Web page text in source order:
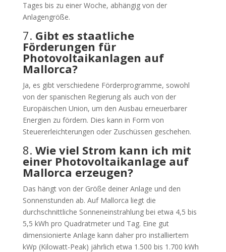
Tages bis zu einer Woche, abhängig von der
Anlagengröße.
7. Gibt es staatliche
Förderungen für
Photovoltaikanlagen auf
Mallorca?
Ja, es gibt verschiedene Förderprogramme, sowohl
von der spanischen Regierung als auch von der
Europäischen Union, um den Ausbau erneuerbarer
Energien zu fördern. Dies kann in Form von
Steuererleichterungen oder Zuschüssen geschehen.
8. Wie viel Strom kann ich mit
einer Photovoltaikanlage auf
Mallorca erzeugen?
Das hängt von der Größe deiner Anlage und den
Sonnenstunden ab. Auf Mallorca liegt die
durchschnittliche Sonneneinstrahlung bei etwa 4,5 bis
5,5 kWh pro Quadratmeter und Tag. Eine gut
dimensionierte Anlage kann daher pro installiertem
kWp (Kilowatt-Peak) jährlich etwa 1.500 bis 1.700 kWh